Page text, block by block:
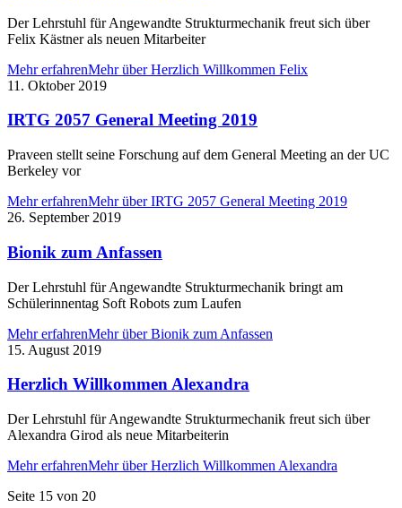
Der Lehrstuhl für Angewandte Strukturmechanik freut sich über
Felix Kästner als neuen Mitarbeiter
Mehr erfahrenMehr über Herzlich Willkommen Felix
11. Oktober 2019
IRTG 2057 General Meeting 2019
Praveen stellt seine Forschung auf dem General Meeting an der UC
Berkeley vor
Mehr erfahrenMehr über IRTG 2057 General Meeting 2019
26. September 2019
Bionik zum Anfassen
Der Lehrstuhl für Angewandte Strukturmechanik bringt am
Schülerinnentag Soft Robots zum Laufen
Mehr erfahrenMehr über Bionik zum Anfassen
15. August 2019
Herzlich Willkommen Alexandra
Der Lehrstuhl für Angewandte Strukturmechanik freut sich über
Alexandra Girod als neue Mitarbeiterin
Mehr erfahrenMehr über Herzlich Willkommen Alexandra
Seite 15 von 20